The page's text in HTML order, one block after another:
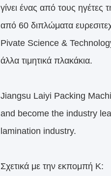
γίνει ένας από τους ηγέτες
από 60 διπλώματα
Pivate Science &
άλλα τιμητικά πλακάκια.
Jiangsu Laiyi Packing
and become the industry
lamination industry.
Σχετικά με την εκπομπή Κ: